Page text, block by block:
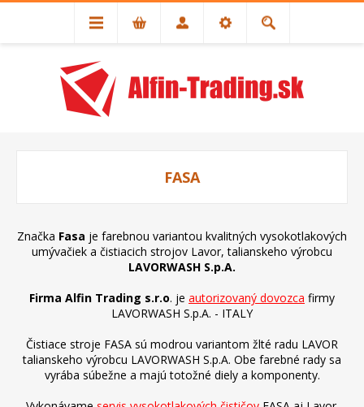
FASA
Značka Fasa je farebnou variantou kvalitných vysokotlakových
umývačiek a čistiacich strojov Lavor, talianskeho výrobcu
LAVORWASH S.p.A.
Firma Alfin Trading s.r.o. je autorizovaný dovozca firmy
LAVORWASH S.p.A. - ITALY
Čistiace stroje FASA sú modrou variantom žlté radu LAVOR
talianskeho výrobcu LAVORWASH S.p.A. Obe farebné rady sa
vyrába súbežne a majú totožné diely a komponenty.